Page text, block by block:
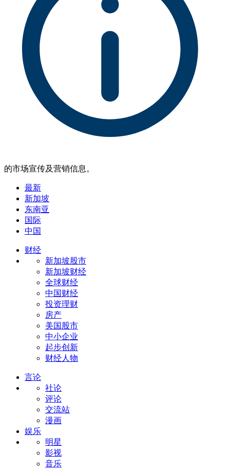
的市场宣传及营销信息。
最新
新加坡
东南亚
国际
中国
财经
新加坡股市
新加坡财经
全球财经
中国财经
投资理财
房产
美国股市
中小企业
起步创新
财经人物
言论
社论
评论
交流站
漫画
娱乐
明星
影视
音乐